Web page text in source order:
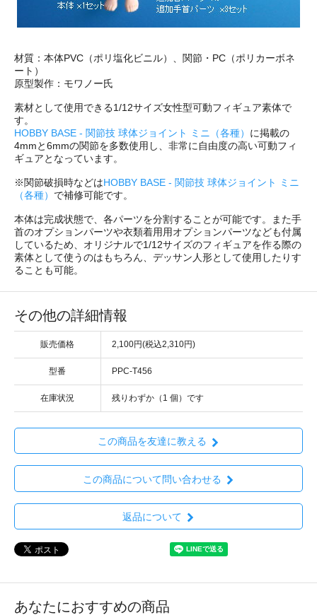
材質：本体PVC（ポリ塩化ビニル）、関節・PC（ポリカーボネ
ート）
原型製作：モワノー氏
素材として使用できる1/12サイズ女性型可動フィギュア素体で
す。
HOBBY BASE - 関節技 球体ジョイント ミニ（各種） に掲載の
4mmと6mmの関節を多数使用し、非常に自由度の高い可動フィ
ギュアとなっています。
※関節破損時などはHOBBY BASE - 関節技 球体ジョイント ミニ
（各種） で補修可能です。
本体は完成状態で、各パーツを分割することが可能です。また手
首のオプションパーツや衣類着用用オプションパーツなども付属
しているため、オリジナルで1/12サイズのフィギュアを作る際の
素体として使うのはもちろん、デッサン人形として使用したりす
ることも可能。
その他の詳細情報
販売価格 2,100円(税込2,310円)
型番 PPC-T456
在庫状況 残りわずか（1 個）です
この商品を友達に教える
この商品について問い合わせる
返品について
あなたにおすすめの商品